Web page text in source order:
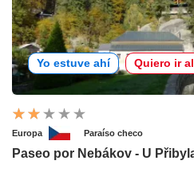
Yo estuve ahí Quiero ir
Europa Paraíso checo
Paseo por Nebákov - U